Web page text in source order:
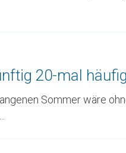
20-mal
Sommer wäre